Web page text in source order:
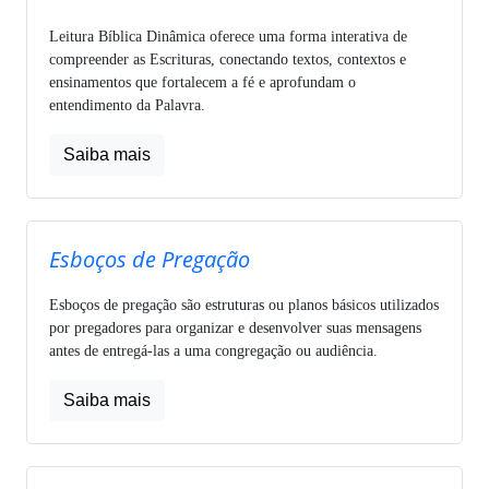
Leitura Bíblica Dinâmica oferece uma forma interativa de
compreender as Escrituras, conectando textos, contextos e
ensinamentos que fortalecem a fé e aprofundam o
entendimento da Palavra.
Saiba mais
Esboços de Pregação
Esboços de pregação são estruturas ou planos básicos utilizados
por pregadores para organizar e desenvolver suas mensagens
antes de entregá-las a uma congregação ou audiência.
Saiba mais